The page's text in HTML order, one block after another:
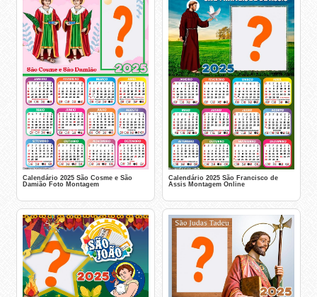
Calendário 2025 São Cosme e São
Damião Foto Montagem
Calendário 2025 São Francisco de
Assis Montagem Online